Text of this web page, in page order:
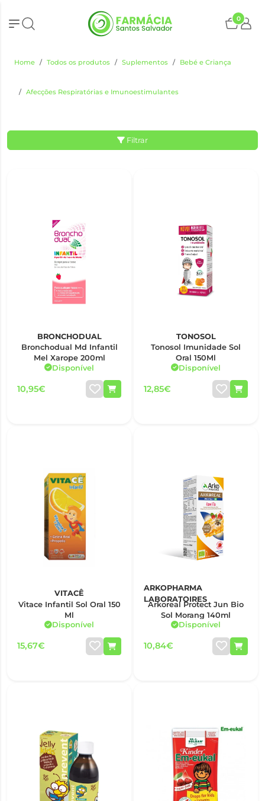
0
Home Todos os produtos Suplementos Bebé e Criança
Afecções Respiratórias e Imunoestimulantes
Filtrar
BRONCHODUAL
Bronchodual Md Infantil
Mel Xarope 200ml
Disponível
10,95€
TONOSOL
Tonosol Imunidade Sol
Oral 150Ml
Disponível
12,85€
VITACÊ
Vitace Infantil Sol Oral 150
Ml
Disponível
15,67€
ARKOPHARMA
LABORATOIRES
Arkoreal Protect Jun Bio
Sol Morang 140ml
Disponível
10,84€